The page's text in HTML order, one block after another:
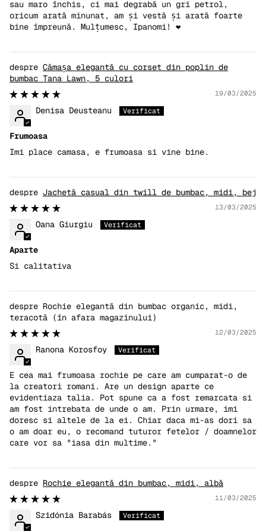
sau maro închis, ci mai degrabă un gri petrol,
oricum arată minunat, am și vestă și arată foarte
bine împreună. Mulțumesc, Ipanomi! ❤️
Cămașa elegantă cu corset din poplin de
bumbac Tana Lawn, 5 culori
19/03/2025
Denisa Deusteanu
Frumoasa
Imi place camasa, e frumoasa si vine bine.
Jachetă casual din twill de bumbac, midi, bej
13/03/2025
Oana Giurgiu
Aparte
Si calitativa
Rochie elegantă din bumbac organic, midi,
teracotă
12/03/2025
Ranona Korosfoy
E cea mai frumoasa rochie pe care am cumparat-o de
la creatori romani. Are un design aparte ce
evidentiaza talia. Pot spune ca a fost remarcata si
am fost intrebata de unde o am. Prin urmare, imi
doresc si altele de la ei. Chiar daca mi-as dori sa
o am doar eu, o recomand tuturor fetelor / doamnelor
care vor sa "iasa din multime."
Rochie elegantă din bumbac, midi, albă
11/03/2025
Szidónia Barabás